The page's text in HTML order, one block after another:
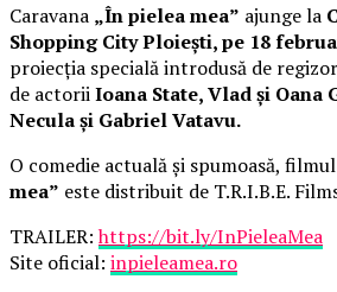
Caravana „În pielea mea” ajunge la
Shopping City Ploiești, pe 18
proiecția specială introdusă de
de actoriiIoana State, Vlad și Oana
Necula și Gabriel Vatavu.
O comedie actuală și spumoasă, filmul
mea” este distribuit de T.R.I.B.E.
TRAILER:https://bit.ly/InPieleaMea
Site oficial: inpieleamea.ro